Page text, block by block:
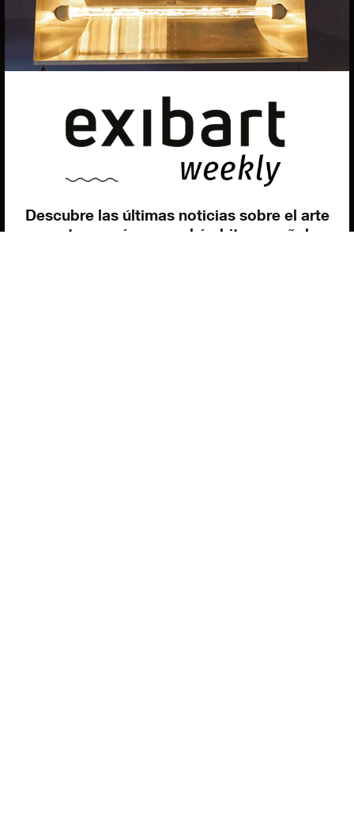
Descubre las últimas noticias sobre el arte
contemporáneo en el ámbito español.
EXIBART SPAIN, S.L.U.
AVINGUDA ROMA, 12
08015 BARCELONA
CIF: B06956841
Contacto
Política de privacidad
©exibart 2026 - web design and
Utilizamos cookies para ofrecerte la mejor experiencia en
nuestra web.
Puedes aprender más sobre qué cookies utilizamos o